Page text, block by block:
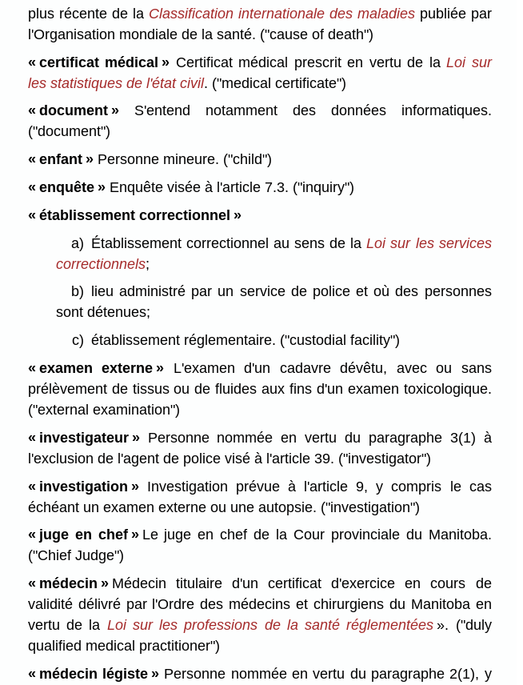
plus récente de la Classification internationale des maladiespubliée par
l'Organisation mondiale de la santé. ("cause of death")
« certificat médical » Certificat médical prescrit en vertu de laLoi sur
les statistiques de l'état civil. ("medical certificate")
« document »S'entend notamment des données informatiques.
("document")
« enfant »Personne mineure. ("child")
« enquête »Enquête visée à l'article 7.3. ("inquiry")
« établissement correctionnel »
a) Établissement correctionnel au sens de laLoi sur les services
correctionnels;
b)
lieu administré par un service de police et où des personnes
sont détenues;
c) établissement réglementaire. ("custodial facility")
« examen externe » L'examen d'un cadavre dévêtu, avec ou sans
prélèvement de tissus ou de fluides aux fins d'un examen toxicologique.
("external examination")
« investigateur »Personne nommée en vertu du paragraphe 3(1) à
l'exclusion de l'agent de police visé à l'article 39. ("investigator")
« investigation »Investigation prévue à l'article 9, y compris le cas
échéant un examen externe ou une autopsie. ("investigation")
« juge en chef »Le juge en chef de la Cour provinciale du Manitoba.
("Chief Judge")
« médecin »Médecin titulaire d'un certificat d'exercice en cours de
validité délivré par l'Ordre des médecins et chirurgiens du Manitoba en
vertu de la Loi sur les professions de la santé réglementées ». ("duly
qualified medical practitioner")
« médecin légiste » Personne nommée en vertu du paragraphe 2(1), y